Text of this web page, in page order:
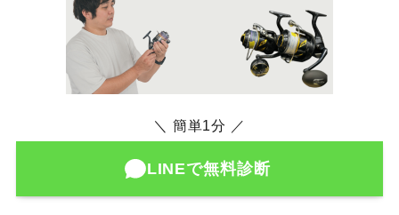
＼ 簡単1分 ／
LINEで無料診断